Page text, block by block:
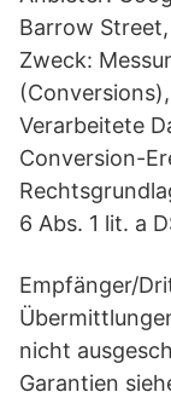
Barrow
Zweck:
Verarbeitete
Conversion-
6 Abs. 1 lit. a
Empfänger/
nicht
Garantien